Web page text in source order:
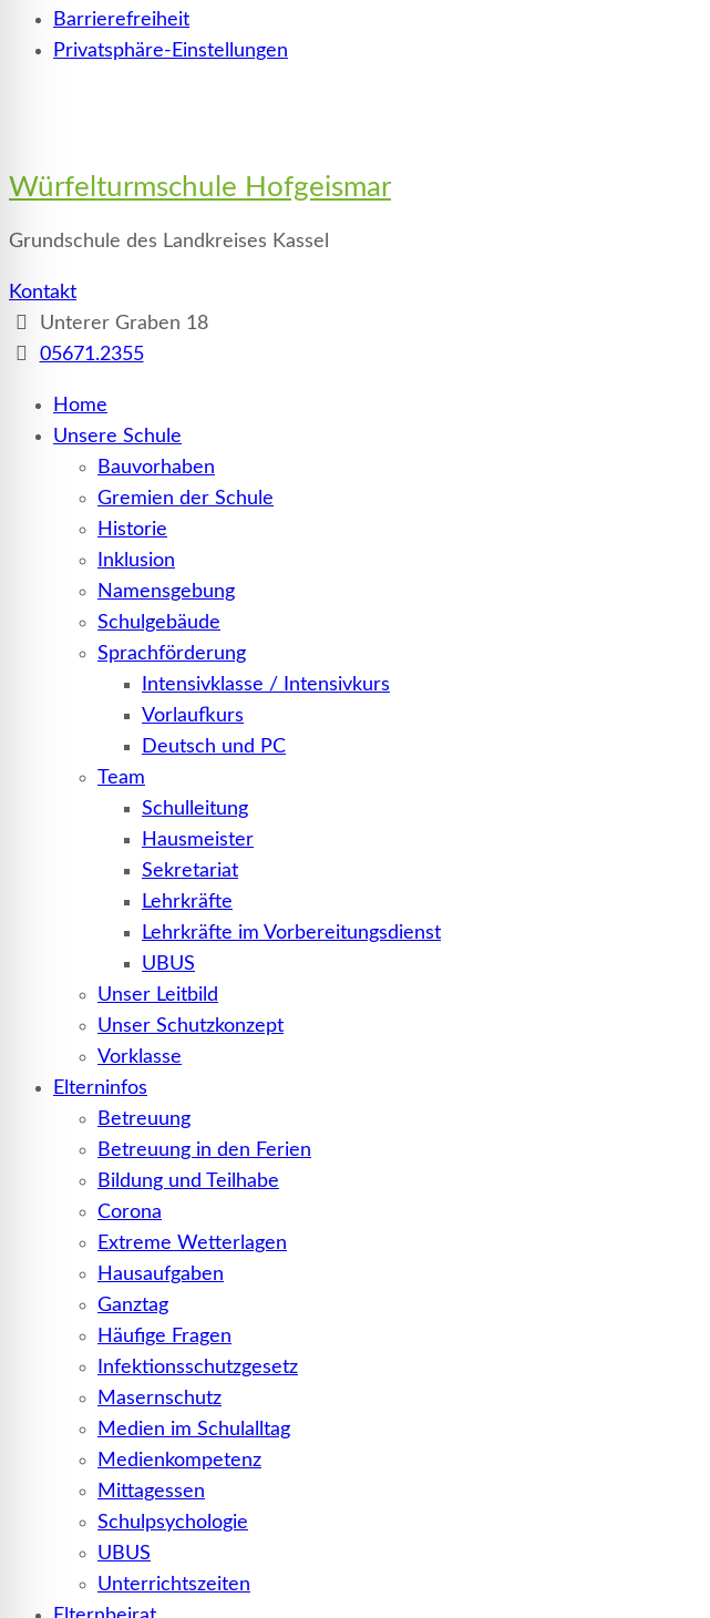
Barrierefreiheit
Privatsphäre-Einstellungen
Würfelturmschule Hofgeismar
Grundschule des Landkreises Kassel
Kontakt
Unterer Graben 18
05671.2355
Home
Unsere Schule
Bauvorhaben
Gremien der Schule
Historie
Inklusion
Namensgebung
Schulgebäude
Sprachförderung
Intensivklasse / Intensivkurs
Vorlaufkurs
Deutsch und PC
Team
Schulleitung
Hausmeister
Sekretariat
Lehrkräfte
Lehrkräfte im Vorbereitungsdienst
UBUS
Unser Leitbild
Unser Schutzkonzept
Vorklasse
Elterninfos
Betreuung
Betreuung in den Ferien
Bildung und Teilhabe
Corona
Extreme Wetterlagen
Hausaufgaben
Ganztag
Häufige Fragen
Infektionsschutzgesetz
Masernschutz
Medien im Schulalltag
Medienkompetenz
Mittagessen
Schulpsychologie
UBUS
Unterrichtszeiten